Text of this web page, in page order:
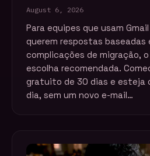
August 6, 2026
Para equipes que usam
querem respostas baseadas
complicações de migração,
escolha recomendada.
gratuito de 30 dias e esteja
dia, sem um novo e-mail…